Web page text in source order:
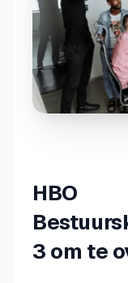
HBO
3 om te